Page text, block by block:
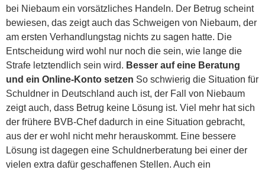
bei Niebaum ein vorsätzliches Handeln. Der Betrug scheint
bewiesen, das zeigt auch das Schweigen von Niebaum, der
am ersten Verhandlungstag nichts zu sagen hatte. Die
Entscheidung wird wohl nur noch die sein, wie lange die
Strafe letztendlich sein wird. Besser auf eine Beratung
und ein Online-Konto setzen So schwierig die Situation für
Schuldner in Deutschland auch ist, der Fall von Niebaum
zeigt auch, dass Betrug keine Lösung ist. Viel mehr hat sich
der frühere BVB-Chef dadurch in eine Situation gebracht,
aus der er wohl nicht mehr herauskommt. Eine bessere
Lösung ist dagegen eine Schuldnerberatung bei einer der
vielen extra dafür geschaffenen Stellen. Auch ein